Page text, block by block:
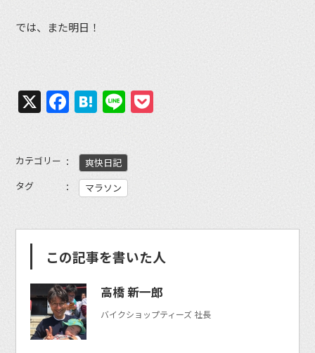
では、また明日！
X Facebook
Hatena
Line
カテゴリー
爽快日記
タグ
マラソン
この記事を書いた人
高橋 新一郎
バイクショップティーズ 社長